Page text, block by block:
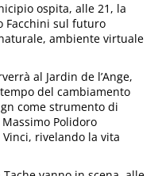
ospita, alle 21, la
Facchini sul futuro
ambiente virtuale
al Jardin de l’Ange,
del cambiamento
come strumento di
Polidoro
rivelando la vita